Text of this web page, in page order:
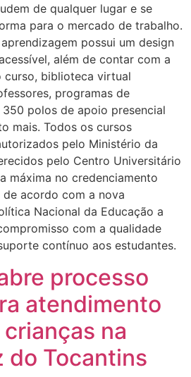
de qualquer lugar e se
para o mercado de trabalho.
possui um design
além de contar com a
biblioteca virtual
programas de
polos de apoio presencial
mais. Todos os cursos
pelo Ministério da
pelo Centro Universitário
máxima no credenciamento
de acordo com a nova
Nacional da Educação a
com a qualidade
contínuo aos estudantes.
processo
atendimento
na
do Tocantins